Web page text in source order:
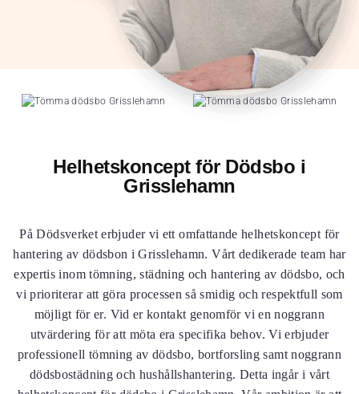
Helhetskoncept för Dödsbo i
Grisslehamn
På Dödsverket erbjuder vi ett omfattande helhetskoncept för
hantering av dödsbon i Grisslehamn. Vårt dedikerade team har
expertis inom tömning, städning och hantering av dödsbo, och
vi prioriterar att göra processen så smidig och respektfull som
möjligt för er. Vid er kontakt genomför vi en noggrann
utvärdering för att möta era specifika behov. Vi erbjuder
professionell tömning av dödsbo, bortforsling samt noggrann
dödsbostädning och hushållshantering. Detta ingår i vårt